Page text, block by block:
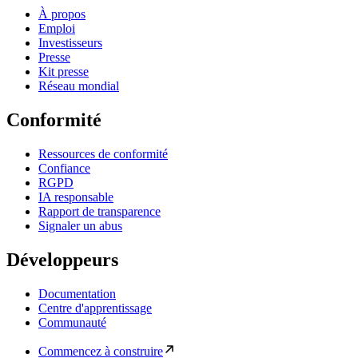
À propos
Emploi
Investisseurs
Presse
Kit presse
Réseau mondial
Conformité
Ressources de conformité
Confiance
RGPD
IA responsable
Rapport de transparence
Signaler un abus
Développeurs
Documentation
Centre d'apprentissage
Communauté
Commencez à construire